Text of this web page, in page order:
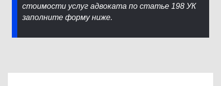
стоимости услуг адвоката по статье 198 УК
заполните форму ниже.